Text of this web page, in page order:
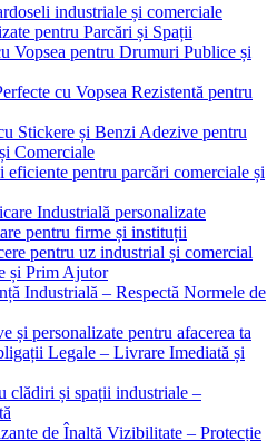
industriale și comerciale
pentru Parcări și Spații
Vopsea pentru Drumuri Publice și
cu Vopsea Rezistentă pentru
Stickere și Benzi Adezive pentru
Comerciale
pentru parcări comerciale și
Industrială personalizate
pentru firme și instituții
pentru uz industrial și comercial
și Prim Ajutor
Industrială – Respectă Normele de
și personalizate pentru afacerea ta
Legale – Livrare Imediată și
clădiri și spații industriale –
de Înaltă Vizibilitate – Protecție